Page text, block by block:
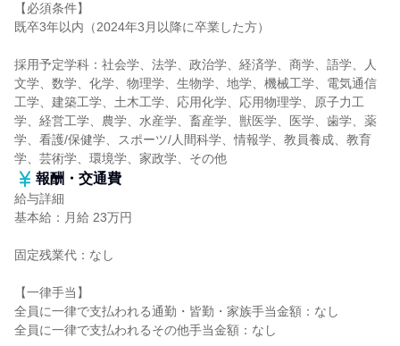
【必須条件】
既卒3年以内（2024年3月以降に卒業した方）
採用予定学科：社会学、法学、政治学、経済学、商学、語学、人
文学、数学、化学、物理学、生物学、地学、機械工学、電気通信
工学、建築工学、土木工学、応用化学、応用物理学、原子力工
学、経営工学、農学、水産学、畜産学、獣医学、医学、歯学、薬
学、看護/保健学、スポーツ/人間科学、情報学、教員養成、教育
学、芸術学、環境学、家政学、その他
報酬・交通費
給与詳細
基本給：月給 23万円
固定残業代：なし
【一律手当】
全員に一律で支払われる通勤・皆勤・家族手当金額：なし
全員に一律で支払われるその他手当金額：なし